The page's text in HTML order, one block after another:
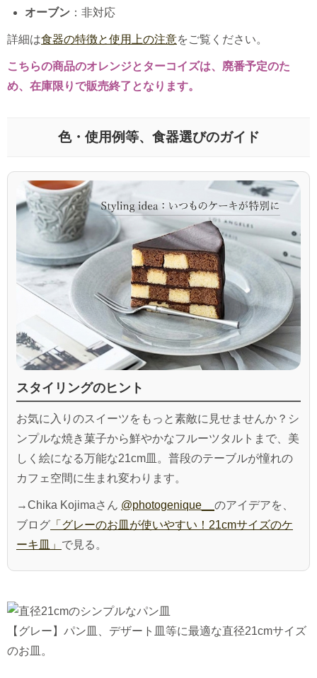
オーブン ：非対応
詳細は食器の特徴と使用上の注意をご覧ください。
こちらの商品のオレンジとターコイズは、廃番予定のた
め、在庫限りで販売終了となります。
色・使用例等、食器選びのガイド
スタイリングのヒント
お気に入りのスイーツをもっと素敵に見せませんか？シ
ンプルな焼き菓子から鮮やかなフルーツタルトまで、美
しく絵になる万能な21cm皿。普段のテーブルが憧れの
カフェ空間に生まれ変わります。
→Chika Kojimaさん @photogenique__ のアイデアを、
ブログ 「グレーのお皿が使いやすい！21cmサイズのケ
ーキ皿」 で見る。
【グレー】パン皿、デザート皿等に最適な直径21cmサイズ
のお皿。